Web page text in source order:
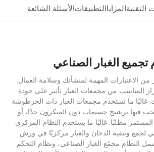
المزاياالتطبيقاتالأسئلة الشائعة
الغبار الصناعي
الاعتبارات المهمة لمنشأتك وسلامة العمال.
المناسب من مجمعات الغبار تأثير على جودة
ما تستخدم مجمعات الغبار ذات الخرطوشة
فيها ترشيح جسيمات دون الميكرون جدًا، أو
مطلبًا. غالبًا ما يستخدم النظام المركزي
لجمع وتنقية الدخان والغبار مركزيًا في ورش
مجمّع الغبار الصناعي، ونظام التحكم